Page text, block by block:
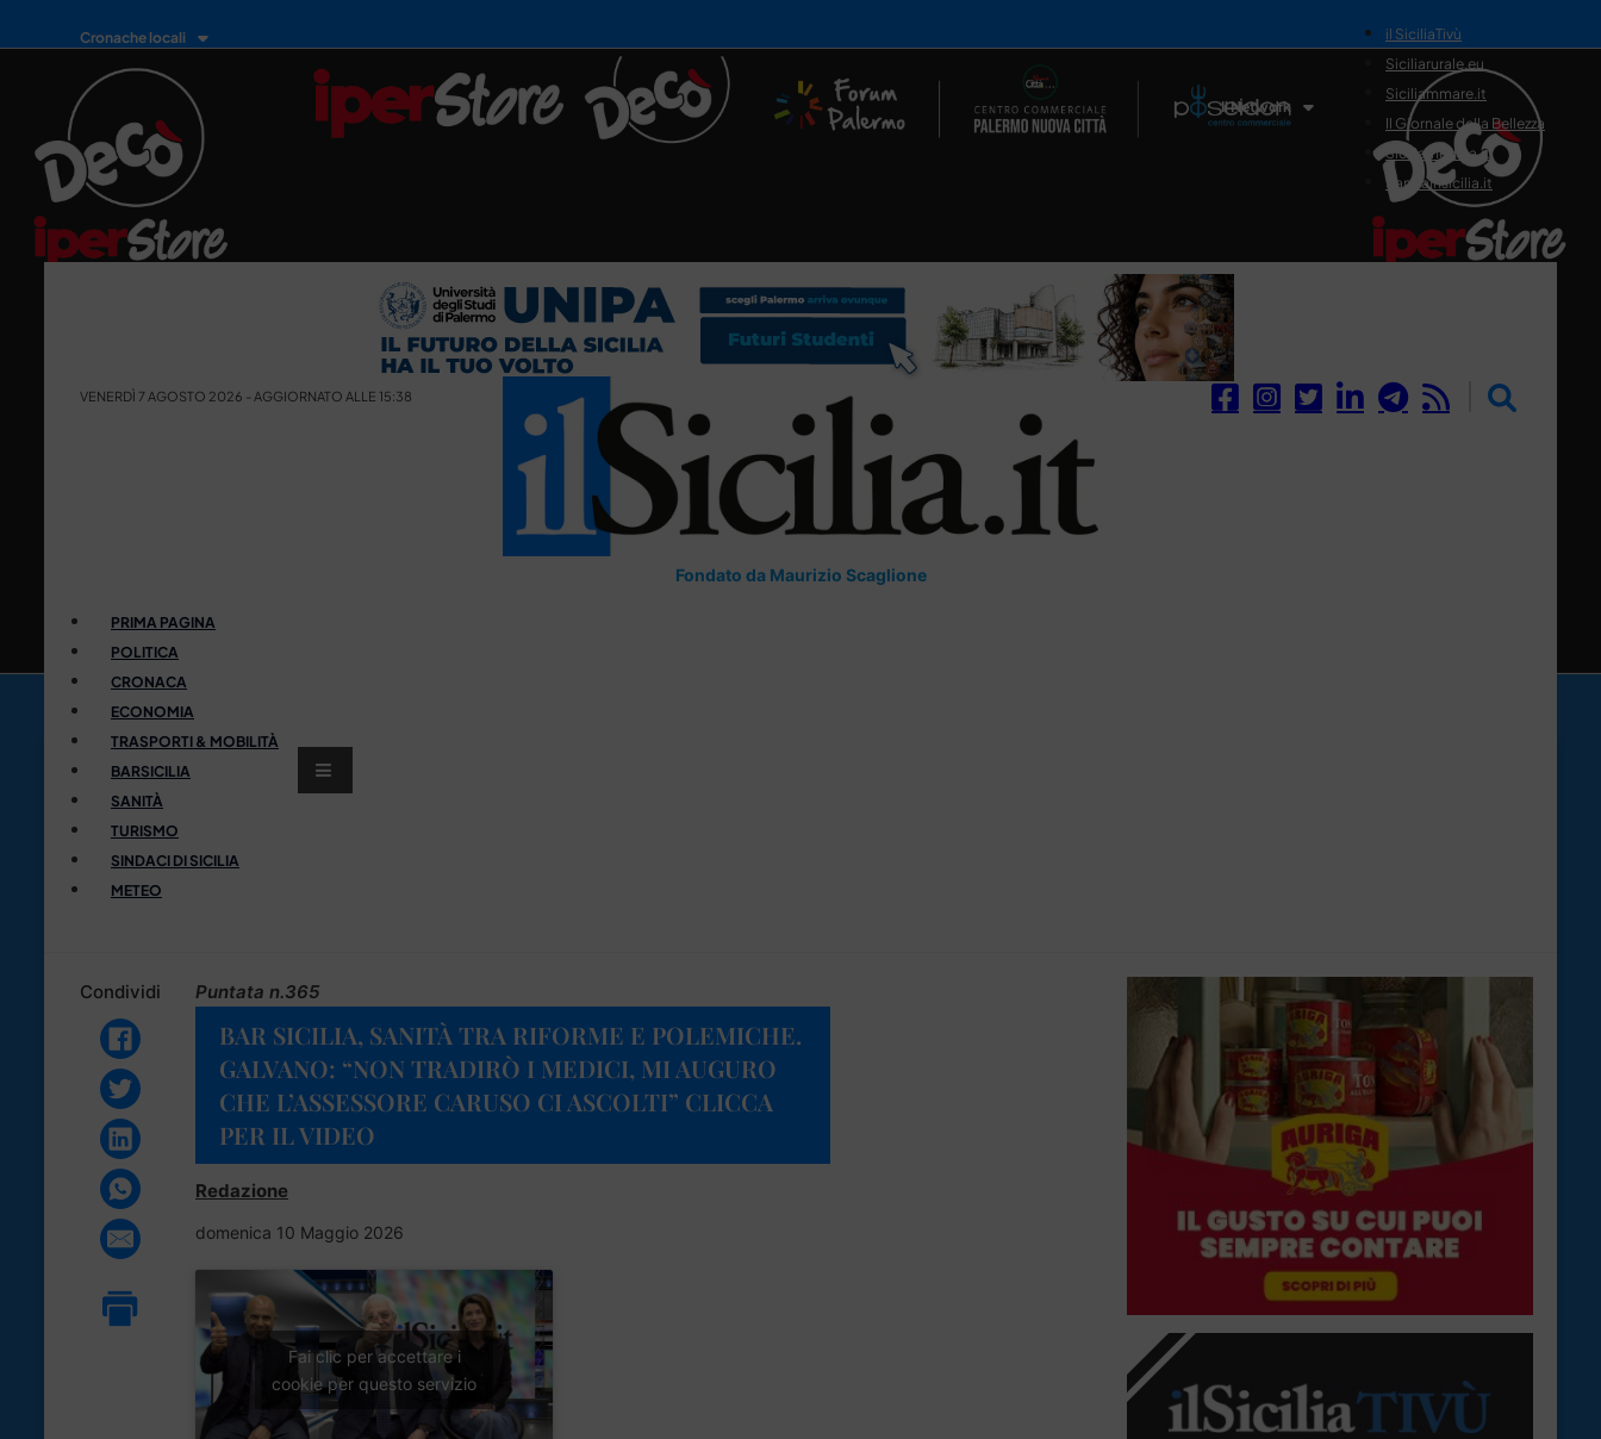
Cronache locali
Il Network
il SiciliaTivù
Siciliarurale.eu
Siciliammare.it
Il Giornale della Bellezza
Siciliamedica.it
Sanitainsicilia.it
VENERDÌ 7 AGOSTO 2026 - AGGIORNATO ALLE 15:38
Fondato da Maurizio Scaglione
PRIMA PAGINA
POLITICA
CRONACA
ECONOMIA
TRASPORTI & MOBILITÀ
BARSICILIA
SANITÀ
TURISMO
SINDACI DI SICILIA
METEO
Condividi Puntata n.365
BAR SICILIA, SANITÀ TRA RIFORME E POLEMICHE.
GALVANO: “NON TRADIRÒ I MEDICI, MI AUGURO
CHE L’ASSESSORE CARUSO CI ASCOLTI” CLICCA
PER IL VIDEO
Redazione
domenica 10 Maggio 2026
Fai clic per accettare i
cookie per questo servizio